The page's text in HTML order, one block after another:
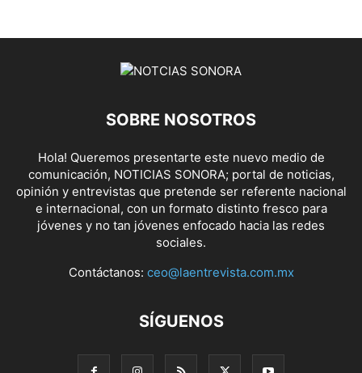
SOBRE NOSOTROS
Hola! Queremos presentarte este nuevo medio de
comunicación, NOTICIAS SONORA; portal de noticias,
opinión y entrevistas que pretende ser referente nacional
e internacional, con un formato distinto fresco para
jóvenes y no tan jóvenes enfocado hacia las redes
sociales.
Contáctanos: ceo@laentrevista.com.mx
SÍGUENOS